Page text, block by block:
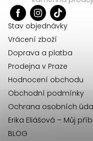
Stav objednávky
Vrácení zboží
Doprava a platba
Prodejna v Praze
Hodnocení obchodu
Obchodní podmínky
Ochrana osobních
Erika Eliášová – Můj
BLOG